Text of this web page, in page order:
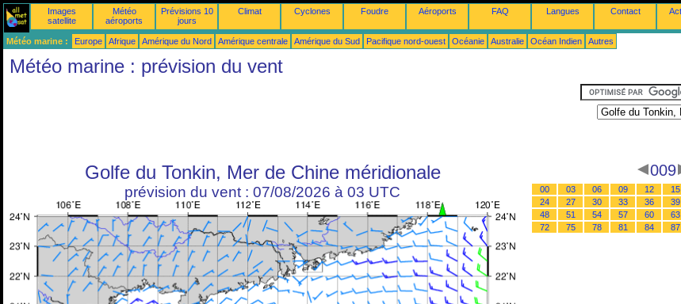
Images
satellite
Météo
aéroports
Prévisions 10
jours
Climat Cyclones Foudre Aéroports FAQ Langues Contact
Météo marine : Europe Afrique Amérique du Nord Amérique centrale Amérique du Sud Pacifique nord-ouest Océanie Australie Océan Indien Autres
Météo marine : prévision du vent
Golfe du Tonkin, Mer de Chine méridionale
prévision du vent : 07/08/2026 à 03 UTC
009
00 03 06 09 12 15
24
27 30 33 36 39
48
51 54 57 60 63
72
75 78 81 84 87